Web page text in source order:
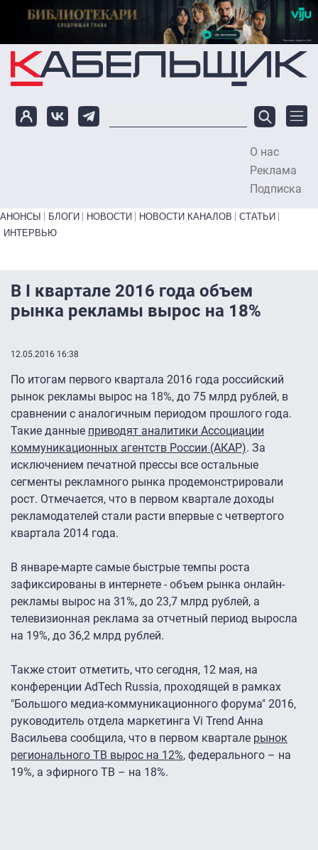
Перейти к основному содержанию
О нас
Реклама
Подписка
Primary links bottom
АНОНСЫ БЛОГИ НОВОСТИ НОВОСТИ КАНАЛОВ
СТАТЬИ
ИНТЕРВЬЮ
В I квартале 2016 года объем
рынка рекламы вырос на 18%
12.05.2016 16:38
По итогам первого квартала 2016 года российский
рынок рекламы вырос на 18%, до 75 млрд рублей, в
сравнении с аналогичным периодом прошлого года.
Такие данные приводят аналитики Ассоциации
коммуникационных агентств России (АКАР). За
исключением печатной прессы все остальные
сегменты рекламного рынка продемонстрировали
рост. Отмечается, что в первом квартале доходы
рекламодателей стали расти впервые с четвертого
квартала 2014 года.
В январе-марте самые быстрые темпы роста
зафиксированы в интернете - объем рынка онлайн-
рекламы вырос на 31%, до 23,7 млрд рублей, а
телевизионная реклама за отчетный период выросла
на 19%, до 36,2 млрд рублей.
Также стоит отметить, что сегодня, 12 мая, на
конференции AdTech Russia, проходящей в рамках
"Большого медиа-коммуникационного форума" 2016,
руководитель отдела маркетинга Vi Trend Анна
Васильева сообщила, что в первом квартале рынок
регионального ТВ вырос на 12%, федерального – на
19%, а эфирного ТВ – на 18%.